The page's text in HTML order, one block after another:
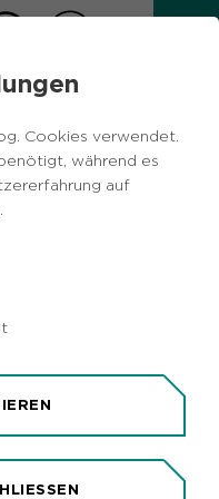
Cookies verwendet.
während es
auf
des
die Würde
der